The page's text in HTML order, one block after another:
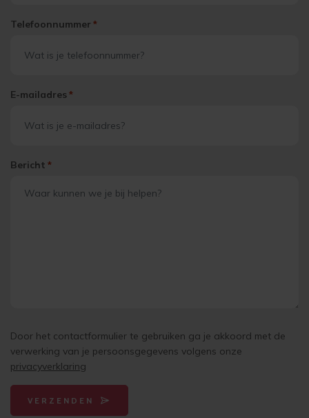
Telefoonnummer *
E-mailadres *
Bericht *
Door het contactformulier te gebruiken ga je akkoord met de
verwerking van je persoonsgegevens volgens onze
privacyverklaring
VERZENDEN